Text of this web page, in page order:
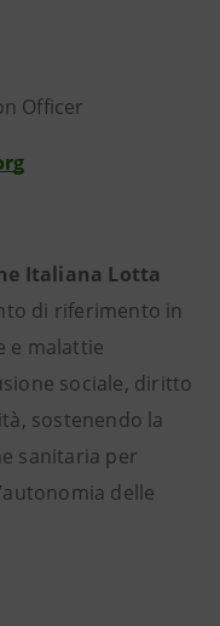
Officer
Italiana Lotta
di riferimento in
e malattie
sociale, diritto
sostenendo la
sanitaria per
delle